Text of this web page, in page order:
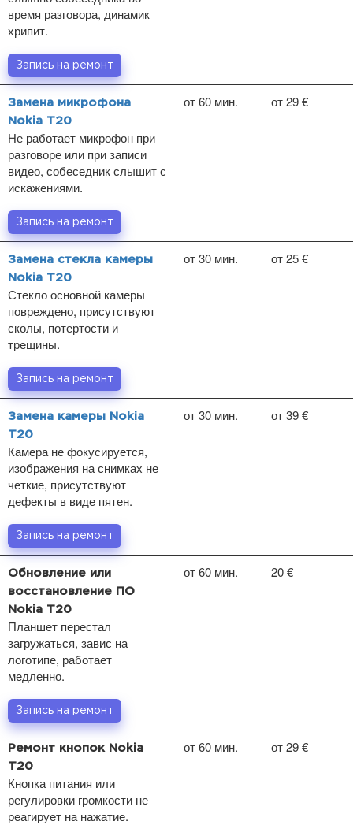
время разговора, динамик
хрипит.
Запись на ремонт
Замена микрофона
Nokia T20
Не работает микрофон при
разговоре или при записи
видео, собеседник слышит с
искажениями.
от 60 мин. от 29 €
Запись на ремонт
Замена стекла камеры
Nokia T20
Стекло основной камеры
повреждено, присутствуют
сколы, потертости и
трещины.
от 30 мин. от 25 €
Запись на ремонт
Замена камеры Nokia
T20
Камера не фокусируется,
изображения на снимках не
четкие, присутствуют
дефекты в виде пятен.
от 30 мин. от 39 €
Запись на ремонт
Обновление или
восстановление ПО
Nokia T20
Планшет перестал
загружаться, завис на
логотипе, работает
медленно.
от 60 мин. 20 €
Запись на ремонт
Ремонт кнопок Nokia
T20
Кнопка питания или
регулировки громкости не
реагирует на нажатие.
от 60 мин. от 29 €